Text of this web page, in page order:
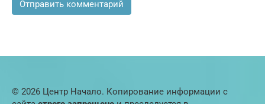
© 2026 Центр Начало. Копирование информации с